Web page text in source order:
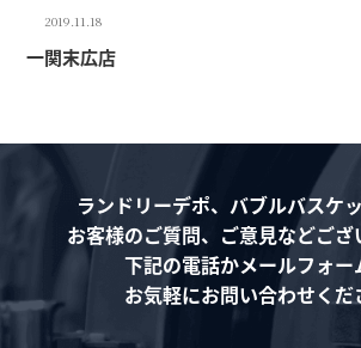
2019.11.18
一関末広店
ランドリーデポ、バブルバスケ
お客様のご質問、ご意見などござ
下記の電話かメールフォー
お気軽にお問い合わせくだ